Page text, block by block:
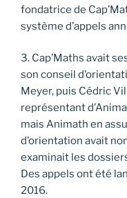
fondatrice de
système d’appels
3. Cap’Maths avait
son conseil
Meyer, puis Cédric
représentant
mais Animath en
d’orientation avait
examinait les
Des appels ont été
2016.